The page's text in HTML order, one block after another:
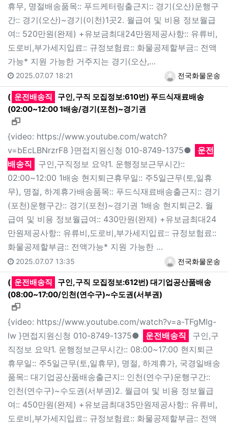
휴무, 명절배송품목:: 푸드케터링출근지:: 경기(오산)운행구
간:: 경기(오산)~경기(이천)1곳2. 월급여 및 비용 정보월급
여:: 520만원(완제) +유보금최대24만원제공사항:: 유류비,
도로비,부가세지입료:: 규정보험료:: 화물공제할부금:: 전액
가능* 지원 가능한 거주지는 경기(오산,…
전국화물운송
2025.07.07 18:21
( 운전배송직
구인,구직 모집정보:610번) 푸드식재료배송
(02:00~12:00 1배송/경기(포천)~경기권
새창으로 보기
{video: https://www.youtube.com/watch?
v=bEcLBNrzrF8 }면접지원신청 010-8749-1375●
운전
배송직
구인,구직정보 요약1. 운행정보근무시간::
02:00~12:00 1배송 현지퇴근휴무일:: 주5일근무(토,일휴
무), 명절, 하계휴가배송품목:: 푸드식재료배송출근지:: 경기
(포천)운행구간:: 경기(포천)~경기권 1배송 현지퇴근2. 월
급여 및 비용 정보월급여:: 430만원(완제) +유보금최대24
만원제공사항:: 유류비,도로비,부가세지입료:: 규정보험료::
화물공제할부금:: 전액가능* 지원 가능한 …
전국화물운송
2025.07.07 13:35
( 운전배송직
구인,구직 모집정보:612번) 대기업공산품배송
(08:00~17:00/인천(연수구)~수도권(서부권)
새창으로 보기
{video: https://www.youtube.com/watch?v=a-TFgMIg-
lw }면접지원신청 010-8749-1375●
운전배송직
구인,구
직정보 요약1. 운행정보근무시간:: 08:00~17:00 현지퇴근
휴무일:: 주5일근무(토,일휴무), 명절, 하계휴가, 국경일배송
품목:: 대기업공산품배송출근지:: 인천(연수구)운행구간::
인천(연수구)~수도권(서부권)2. 월급여 및 비용 정보월급
여:: 450만원(완제) +유보금최대35만원제공사항:: 유류비,
도로비,부가세지입료:: 규정보험료:: 화물공제할부금:: 전액